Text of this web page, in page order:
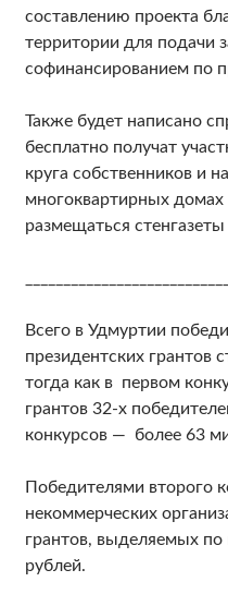
составлению проекта
территории для подачи
софинансированием по
Также будет написано
бесплатно получат
круга собственников и
многоквартирных домах
размещаться
Всего в Удмуртии
президентских грантов
тогда как в первом
грантов 32-х
конкурсов — более 63
Победителями второго
некоммерческих
грантов, выделяемых
рублей.